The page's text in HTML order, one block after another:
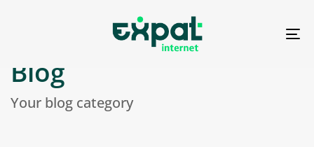
Blog
Your blog category